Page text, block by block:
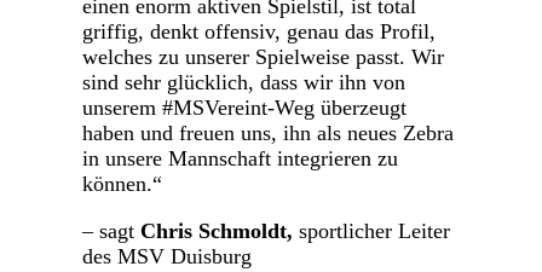
einen enorm aktiven Spielstil, ist total
griffig, denkt offensiv, genau das Profil,
welches zu unserer Spielweise passt. Wir
sind sehr glücklich, dass wir ihn von
unserem #MSVereint-Weg überzeugt
haben und freuen uns, ihn als neues Zebra
in unsere Mannschaft integrieren zu
können.“
– sagt Chris Schmoldt, sportlicher Leiter
des MSV Duisburg